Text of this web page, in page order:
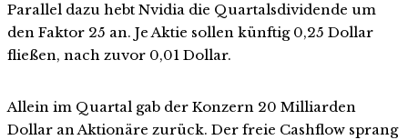
Parallel dazu hebt Nvidia die Quartalsdividende um
den Faktor 25 an. Je Aktie sollen künftig 0,25 Dollar
fließen, nach zuvor 0,01 Dollar.
Allein im Quartal gab der Konzern 20 Milliarden
Dollar an Aktionäre zurück. Der freie Cashflow sprang